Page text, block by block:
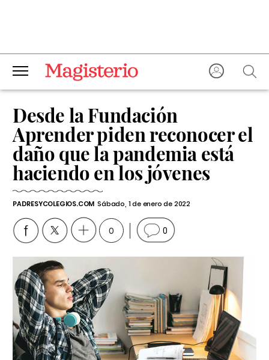
Desde la Fundación
Aprender piden reconocer el
daño que la pandemia está
haciendo en los jóvenes
PADRESYCOLEGIOS.COM Sábado, 1 de enero de 2022
0 0